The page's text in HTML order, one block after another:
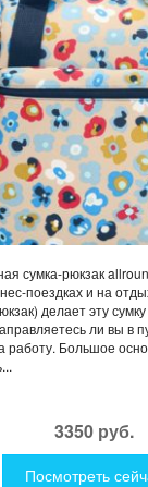
сумка-рюкзак
поездках и на
делает эту
ли вы в
работу. Большое
3350 руб.
Посмотреть